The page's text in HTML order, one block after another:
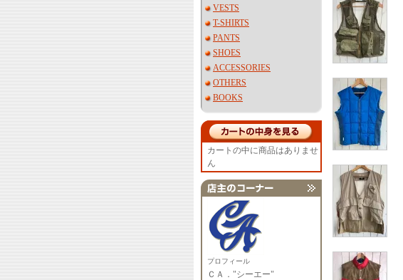
VESTS
T-SHIRTS
PANTS
SHOES
ACCESSORIES
OTHERS
BOOKS
カートの中に商品はありませ
ん
プロフィール
ＣＡ．"シーエー"